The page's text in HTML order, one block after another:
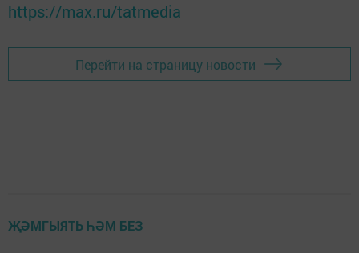
https://max.ru/tatmedia
Перейти на страницу новости
ҖӘМГЫЯТЬ ҺӘМ БЕЗ